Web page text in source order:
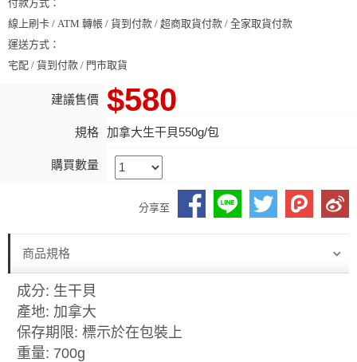
付款方式：
線上刷卡 / ATM 轉帳 / 貨到付款 / 超商取貨付款 / 全家取貨付款
運送方式：
宅配 / 貨到付款 / 門市取貨
建議售價 $580
規格 加拿大生干貝550g/包
購買數量
分享至
商品規格
成分: 生干貝
產地: 加拿大
保存期限: 標示於在包裝上
重量: 700g